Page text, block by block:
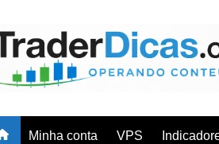
Minha conta VPS